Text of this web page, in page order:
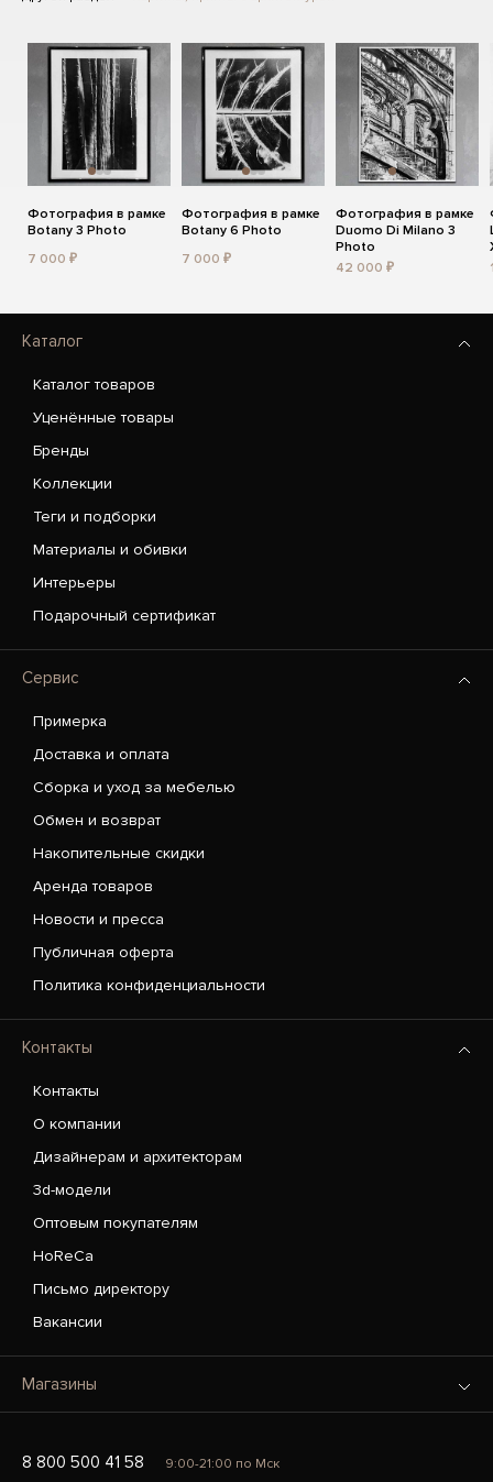
Фотография в рамке
Botany 3 Photo
7 000 ₽
Фотография в рамке
Botany 6 Photo
7 000 ₽
Фотография в рамке
Duomo Di Milano 3
Photo
42 000 ₽
Каталог
Каталог товаров
Уценённые товары
Бренды
Коллекции
Теги и подборки
Материалы и обивки
Интерьеры
Подарочный сертификат
Сервис
Примерка
Доставка и оплата
Сборка и уход за мебелью
Обмен и возврат
Накопительные скидки
Аренда товаров
Новости и пресса
Публичная оферта
Политика конфиденциальности
Контакты
Контакты
О компании
Дизайнерам и архитекторам
3d-модели
Оптовым покупателям
HoReCa
Письмо директору
Вакансии
Магазины
8 800 500 41 58 9:00-21:00 по Мск